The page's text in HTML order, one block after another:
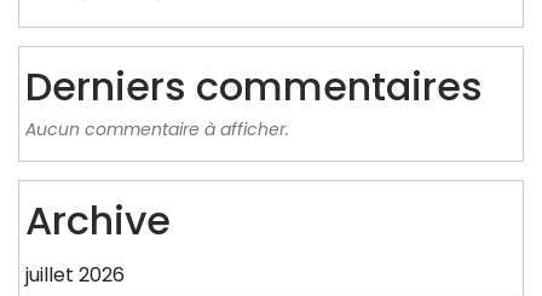
Derniers commentaires
Aucun commentaire à afficher.
Archive
juillet 2026